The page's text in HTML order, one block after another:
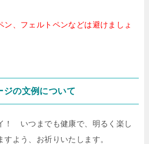
ン、フェルトペンなどは避けましょ
ジの文例について
！ いつまでも健康で、明るく楽し
すよう、お祈りいたします。